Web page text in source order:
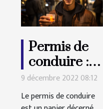
Permis de
conduire :
comment ça
se passe ?
9 décembre 2022 08:12
Le permis de conduire